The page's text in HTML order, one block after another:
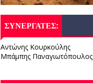
ΣΥΝΕΡΓΑΤΕΣ:
Αντώνης Κουρκούλης
Μπάμπης Παναγιωτόπουλος